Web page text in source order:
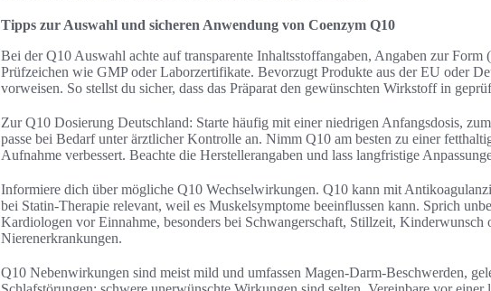
Tipps zur Auswahl und sicheren Anwendung von Coenzym Q10
Bei der Q10 Auswahl achte auf transparente Inhaltsstoffangaben, Angaben zur
Prüfzeichen wie GMP oder Laborzertifikate. Bevorzugt Produkte aus der EU oder
vorweisen. So stellst du sicher, dass das Präparat den gewünschten Wirkstoff in
Zur Q10 Dosierung Deutschland: Starte häufig mit einer niedrigen Anfangsdosis,
passe bei Bedarf unter ärztlicher Kontrolle an. Nimm Q10 am besten zu einer
Aufnahme verbessert. Beachte die Herstellerangaben und lass langfristige
Informiere dich über mögliche Q10 Wechselwirkungen. Q10 kann mit
bei Statin-Therapie relevant, weil es Muskelsymptome beeinflussen kann. Sprich
Kardiologen vor Einnahme, besonders bei Schwangerschaft, Stillzeit, Kinderwunsch
Nierenerkrankungen.
Q10 Nebenwirkungen sind meist mild und umfassen Magen‑Darm‑Beschwerden,